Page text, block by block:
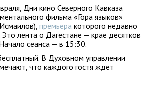
Дни кино Северного Кавказа
фильма «Гора языков»
премьера которого недавно
лента о Дагестане — крае десятков
сеанса — в 15:30.
В Духовном управлении
что каждого гостя ждет